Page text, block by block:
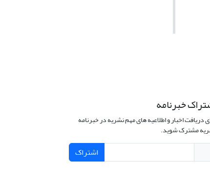
خبرنامه
دریافت اخبار و اطلاعیه های مهم نشریه در خبرنامه
مشترک شوید.
اشتراک